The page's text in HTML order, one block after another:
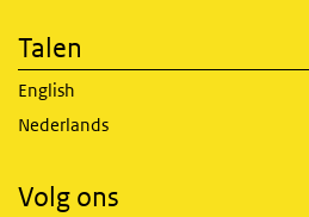
Talen
English
Nederlands
Volg ons